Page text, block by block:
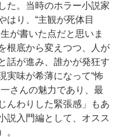
た。当時のホラー小説家
はり、“主観が死体目
が書いた点だと思いま
根底から変えつつ、人が
話が進み、誰かが発狂す
実味が希薄になって“怖
さんの魅力であり、最
んわりした緊張感」もあ
説入門編として、オスス
。